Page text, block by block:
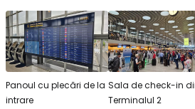
Panoul cu plecări de la
intrare
Sala de check-in
Terminalul 2